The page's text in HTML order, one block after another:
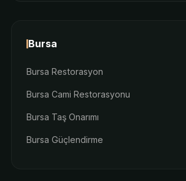
Bursa
Bursa Restorasyon
Bursa Cami Restorasyonu
Bursa Taş Onarımı
Bursa Güçlendirme